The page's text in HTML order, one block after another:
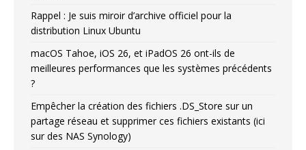
Rappel : Je suis miroir d’archive officiel pour la
distribution Linux Ubuntu
macOS Tahoe, iOS 26, et iPadOS 26 ont-ils de
meilleures performances que les systèmes précédents
?
Empêcher la création des fichiers .DS_Store sur un
partage réseau et supprimer ces fichiers existants (ici
sur des NAS Synology)